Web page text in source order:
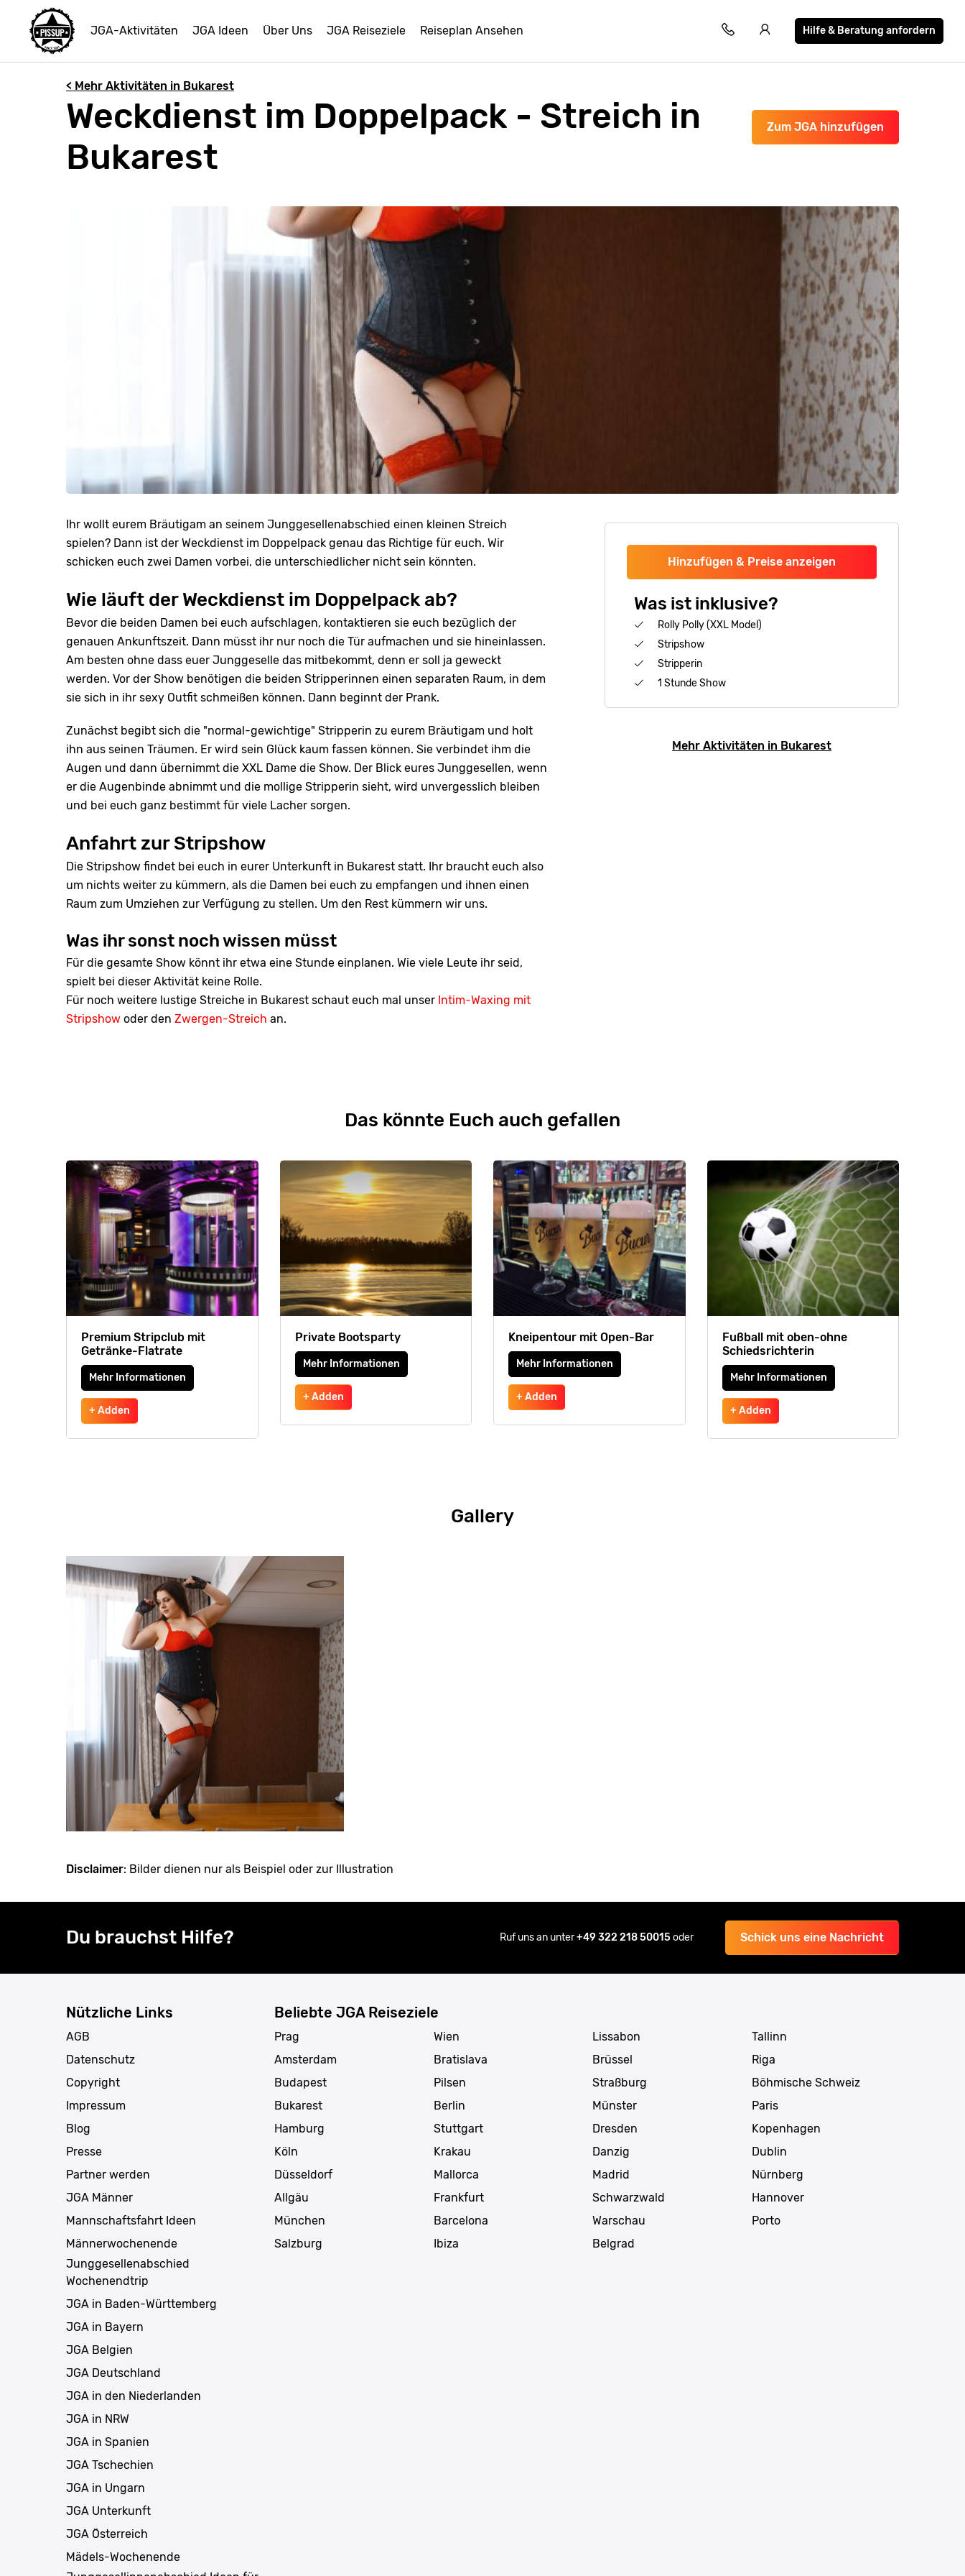
JGA-Aktivitäten JGA Ideen Über Uns JGA Reiseziele Reiseplan Ansehen Hilfe & Beratung anfordern
< Mehr Aktivitäten in Bukarest
Zum JGA hinzufügen
Weckdienst im Doppelpack - Streich in
Bukarest
Hinzufügen & Preise anzeigen
Was ist inklusive?
Rolly Polly (XXL Model)
Stripshow
Stripperin
1 Stunde Show
Mehr Aktivitäten in Bukarest
Ihr wollt eurem Bräutigam an seinem Junggesellenabschied einen kleinen Streich
spielen? Dann ist der Weckdienst im Doppelpack genau das Richtige für euch. Wir
schicken euch zwei Damen vorbei, die unterschiedlicher nicht sein könnten.
Wie läuft der Weckdienst im Doppelpack ab?
Bevor die beiden Damen bei euch aufschlagen, kontaktieren sie euch bezüglich der
genauen Ankunftszeit. Dann müsst ihr nur noch die Tür aufmachen und sie hineinlassen.
Am besten ohne dass euer Junggeselle das mitbekommt, denn er soll ja geweckt
werden. Vor der Show benötigen die beiden Stripperinnen einen separaten Raum, in dem
sie sich in ihr sexy Outfit schmeißen können. Dann beginnt der Prank.
Zunächst begibt sich die "normal-gewichtige" Stripperin zu eurem Bräutigam und holt
ihn aus seinen Träumen. Er wird sein Glück kaum fassen können. Sie verbindet ihm die
Augen und dann übernimmt die XXL Dame die Show. Der Blick eures Junggesellen, wenn
er die Augenbinde abnimmt und die mollige Stripperin sieht, wird unvergesslich bleiben
und bei euch ganz bestimmt für viele Lacher sorgen.
Anfahrt zur Stripshow
Die Stripshow findet bei euch in eurer Unterkunft in Bukarest statt. Ihr braucht euch also
um nichts weiter zu kümmern, als die Damen bei euch zu empfangen und ihnen einen
Raum zum Umziehen zur Verfügung zu stellen. Um den Rest kümmern wir uns.
Was ihr sonst noch wissen müsst
Für die gesamte Show könnt ihr etwa eine Stunde einplanen. Wie viele Leute ihr seid,
spielt bei dieser Aktivität keine Rolle.
Für noch weitere lustige Streiche in Bukarest schaut euch mal unser Intim-Waxing mit
Stripshow oder den Zwergen-Streich an.
Das könnte Euch auch gefallen
Premium Stripclub mit
Getränke-Flatrate
Mehr Informationen
+ Adden
Private Bootsparty
Mehr Informationen
+ Adden
Kneipentour mit Open-Bar
Mehr Informationen
+ Adden
Fußball mit oben-ohne
Schiedsrichterin
Mehr Informationen
+ Adden
Gallery
Disclaimer: Bilder dienen nur als Beispiel oder zur Illustration
Du brauchst Hilfe? Ruf uns an unter+49 322 218 50015oder Schick uns eine Nachricht
Nützliche Links
AGB
Datenschutz
Copyright
Impressum
Blog
Presse
Partner werden
JGA Männer
Mannschaftsfahrt Ideen
Männerwochenende
Junggesellenabschied
Wochenendtrip
JGA in Baden-Württemberg
JGA in Bayern
JGA Belgien
JGA Deutschland
JGA in den Niederlanden
JGA in NRW
JGA in Spanien
JGA Tschechien
JGA in Ungarn
JGA Unterkunft
JGA Österreich
Mädels-Wochenende
Beliebte JGA Reiseziele
Prag
Amsterdam
Budapest
Bukarest
Hamburg
Köln
Düsseldorf
Allgäu
München
Salzburg
Wien
Bratislava
Pilsen
Berlin
Stuttgart
Krakau
Mallorca
Frankfurt
Barcelona
Ibiza
Lissabon
Brüssel
Straßburg
Münster
Dresden
Danzig
Madrid
Schwarzwald
Warschau
Belgrad
Tallinn
Riga
Böhmische Schweiz
Paris
Kopenhagen
Dublin
Nürnberg
Hannover
Porto